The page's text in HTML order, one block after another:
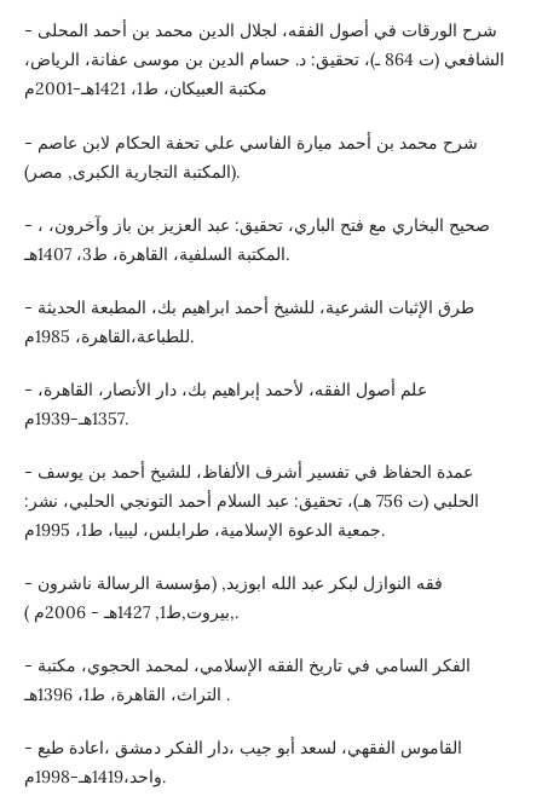
- شرح الورقات في أصول الفقه، لجلال الدين محمد بن أحمد المحلى
الشافعي (ت 864 ـ)، تحقيق: د. حسام الدين بن موسى عفانة، الرياض،
مكتبة العبيكان، ط1، 1421هـ-2001م
- شرح محمد بن أحمد ميارة الفاسي علي تحفة الحكام لابن عاصم
(المكتبة التجارية الكبرى, مصر).
- صحيح البخاري مع فتح الباري، تحقيق: عبد العزيز بن باز وآخرون، ،
المكتبة السلفية، القاهرة، ط3، 1407هـ.
- طرق الإثبات الشرعية، للشيخ أحمد ابراهيم بك، المطبعة الحديثة
للطباعة،القاهرة، 1985م.
- علم أصول الفقه، لأحمد إبراهيم بك، دار الأنصار، القاهرة،
1357هـ-1939م.
- عمدة الحفاظ في تفسير أشرف الألفاظ، للشيخ أحمد بن يوسف
الحلبي (ت 756 هـ)، تحقيق: عبد السلام أحمد التونجي الحلبي، نشر:
جمعية الدعوة الإسلامية، طرابلس، ليبيا، ط1، 1995م.
- فقه النوازل لبكر عبد الله ابوزيد, (مؤسسة الرسالة ناشرون
,بيروت,ط1, 1427هـ - 2006م ).
- الفكر السامي في تاريخ الفقه الإسلامي، لمحمد الحجوي، مكتبة
التراث، القاهرة، ط1، 1396هـ .
- القاموس الفقهي، لسعد أبو جيب ،دار الفكر دمشق ،اعادة طبع
واحد،1419هـ-1998م.